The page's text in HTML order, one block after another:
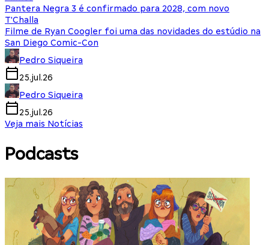
Pantera Negra 3 é confirmado para 2028, com novo
T'Challa
Filme de Ryan Coogler foi uma das novidades do estúdio na
San Diego Comic-Con
Pedro Siqueira
25.jul.26
Pedro Siqueira
25.jul.26
Veja mais Notícias
Podcasts